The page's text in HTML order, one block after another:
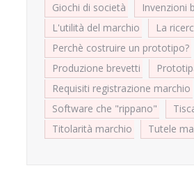
Giochi di società
Invenzioni
L'utilità del marchio
La
Perchè costruire un prototipo?
Produzione brevetti
Requisiti registrazione marchio
Software che "rippano"
Titolarità marchio
Tutele